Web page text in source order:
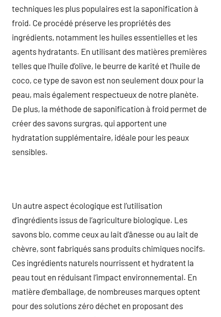
techniques les plus populaires est la saponification à
froid. Ce procédé préserve les propriétés des
ingrédients, notamment les huiles essentielles et les
agents hydratants. En utilisant des matières premières
telles que l’huile d’olive, le beurre de karité et l’huile de
coco, ce type de savon est non seulement doux pour la
peau, mais également respectueux de notre planète.
De plus, la méthode de saponification à froid permet de
créer des savons surgras, qui apportent une
hydratation supplémentaire, idéale pour les peaux
sensibles.
Un autre aspect écologique est l’utilisation
d’ingrédients issus de l’agriculture biologique. Les
savons bio, comme ceux au lait d’ânesse ou au lait de
chèvre, sont fabriqués sans produits chimiques nocifs.
Ces ingrédients naturels nourrissent et hydratent la
peau tout en réduisant l’impact environnemental. En
matière d’emballage, de nombreuses marques optent
pour des solutions zéro déchet en proposant des